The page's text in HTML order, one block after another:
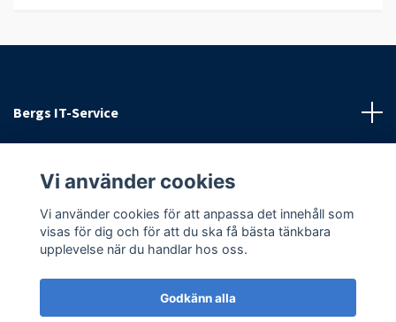
Bergs IT-Service
Sociala medier
Vi använder cookies
Vi använder cookies för att anpassa det innehåll som
visas för dig och för att du ska få bästa tänkbara
upplevelse när du handlar hos oss.
Godkänn alla